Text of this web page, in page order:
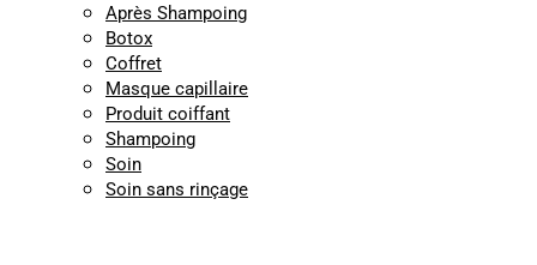
Après Shampoing
Botox
Coffret
Masque capillaire
Produit coiffant
Shampoing
Soin
Soin sans rinçage